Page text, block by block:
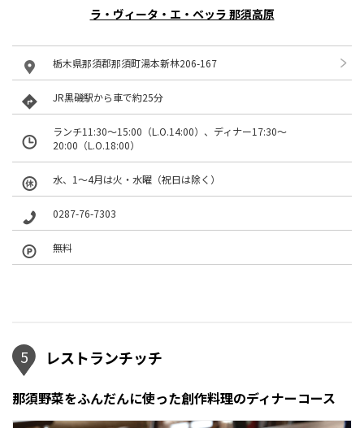
ラ・ヴィータ・エ・ベッラ 那須高原
栃木県那須郡那須町湯本新林206-167
JR黒磯駅から車で約25分
ランチ11:30～15:00（L.O.14:00）、ディナー17:30～
20:00（L.O.18:00）
水、1〜4月は火・水曜（祝日は除く）
0287-76-7303
無料
5 レストランチッチ
那須野菜をふんだんに使った創作料理のディナーコース